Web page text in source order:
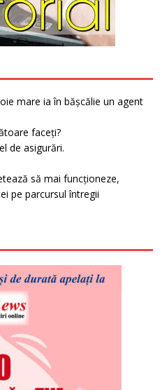
mare ia în bășcălie un agent
faceți?
de asigurări.
să mai funcționeze,
pe parcursul întregii